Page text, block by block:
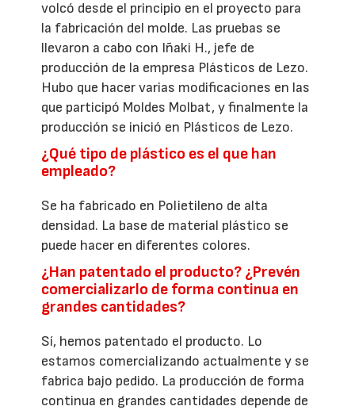
volcó desde el principio en el proyecto para
la fabricación del molde. Las pruebas se
llevaron a cabo con Iñaki H., jefe de
producción de la empresa Plásticos de Lezo.
Hubo que hacer varias modificaciones en las
que participó Moldes Molbat, y finalmente la
producción se inició en Plásticos de Lezo.
¿Qué tipo de plástico es el que han
empleado?
Se ha fabricado en Polietileno de alta
densidad. La base de material plástico se
puede hacer en diferentes colores.
¿Han patentado el producto? ¿Prevén
comercializarlo de forma continua en
grandes cantidades?
Sí, hemos patentado el producto. Lo
estamos comercializando actualmente y se
fabrica bajo pedido. La producción de forma
continua en grandes cantidades depende de